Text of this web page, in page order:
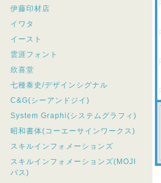
伊藤印材店
イワタ
イースト
雲涯フォント
欣喜堂
七種泰史/デザインシグナル
C&G(シーアンドジイ)
System Graphi(システムグラフィ)
昭和書体(コーエーサインワークス)
スキルインフォメーションズ
スキルインフォメーションズ(MOJI
パス)